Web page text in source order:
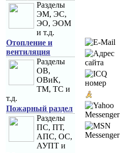
Разделы
ЭМ, ЭС,
ЭО, ЭОМ
и т.д.
Отопление и
вентиляция
Разделы
ОВ,
ОВиК,
ТМ, ТС и
т.д.
Пожарный раздел
Разделы
ПС, ПТ,
АПС, ОС,
АУПТ и